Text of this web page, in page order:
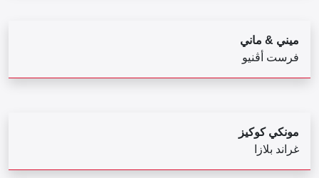
ميني & ماني
فرست أڨنيو
مونكي كوكيز
غراند بلازا